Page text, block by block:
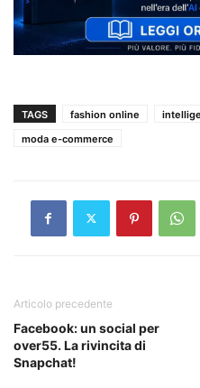
TAGS fashion online
moda e-commerce
Articolo precedente
Facebook: un social per
over55. La rivincita di
Snapchat!